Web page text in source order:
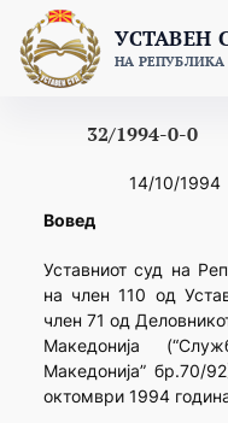
content
УСТАВЕН
НА РЕПУБЛИКА
32/1994-0-0
14/10/1994
Вовед
Уставниот суд на
на член 110 од
член 71 од
Македонија
Македонија” бр.70/
октомври 1994